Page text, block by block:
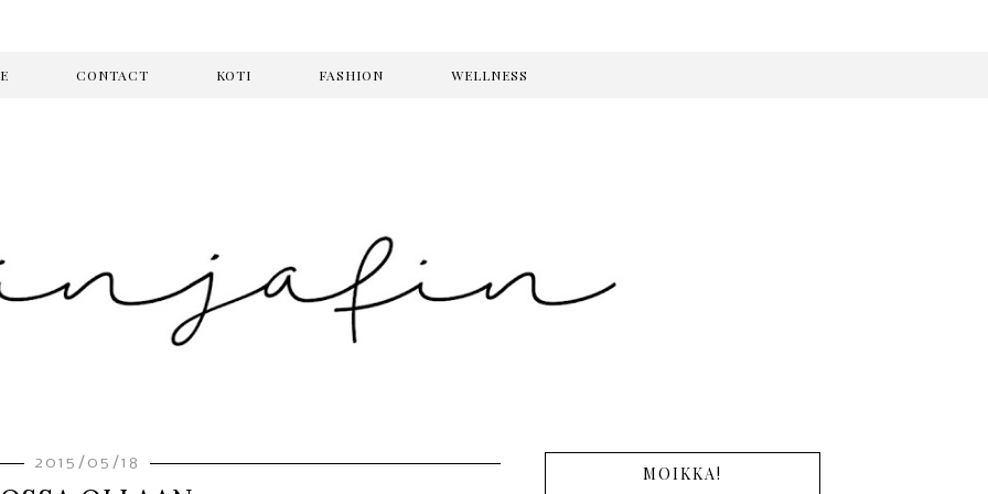
CONTACT KOTI FASHION WELLNESS
2015/05/18 MOIKKA!